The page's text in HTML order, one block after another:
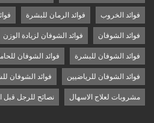
فوائد الخروب فوائد الرمان للبشرة
فوائد الشوفان فوائد الشوفان لزيادة الوزن
فوائد الشوفان للبشرة فوائد الشوفان
فوائد الشوفان للرياضيين فوائد الشوفان
مشروبات لعلاج الاسهال نصائح للرجل قبل